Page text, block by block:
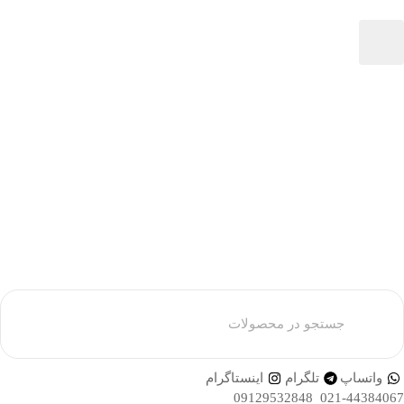
واتساپ تلگرام
اینستاگرام
021-44384067 09129532848